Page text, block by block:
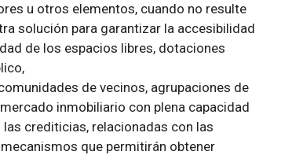
u otros elementos, cuando no resulte
solución para garantizar la accesibilidad
de los espacios libres, dotaciones
de vecinos, agrupaciones de
inmobiliario con plena capacidad
crediticias, relacionadas con las
que permitirán obtener